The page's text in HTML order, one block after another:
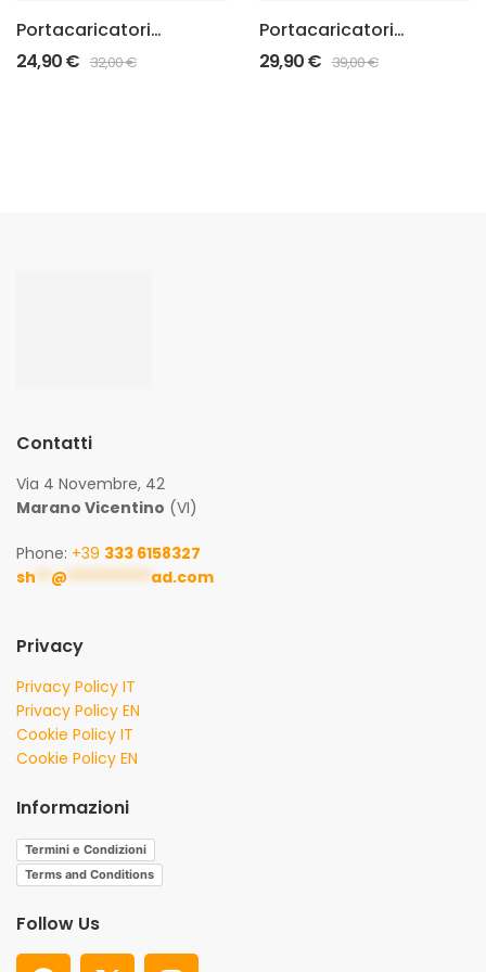
Portacaricatori
Glock One
24,90€ 32,00€
Portacaricatori
Glock 360°
29,90€ 39,00€
Contatti
Via 4 Novembre, 42
Marano Vicentino (VI)
Phone: +39 333 6158327
sh ** @ *********** ad.com
Privacy
Privacy Policy IT
Privacy Policy EN
Cookie Policy IT
Cookie Policy EN
Informazioni
Termini e Condizioni
Terms and Conditions
Follow Us